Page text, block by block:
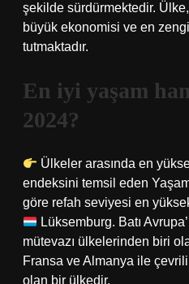
şekilde sürdürmektedir. Ülke,
büyük ekonomisi ve en
tutmaktadır.
En iyi yaşam
2024?
Ülkeler arasında en
endeksini temsil eden
göre refah seviyesi en
Lüksemburg. Batı
mütevazı ülkelerinden biri
Fransa ve Almanya ile
olan bir ülkedir.